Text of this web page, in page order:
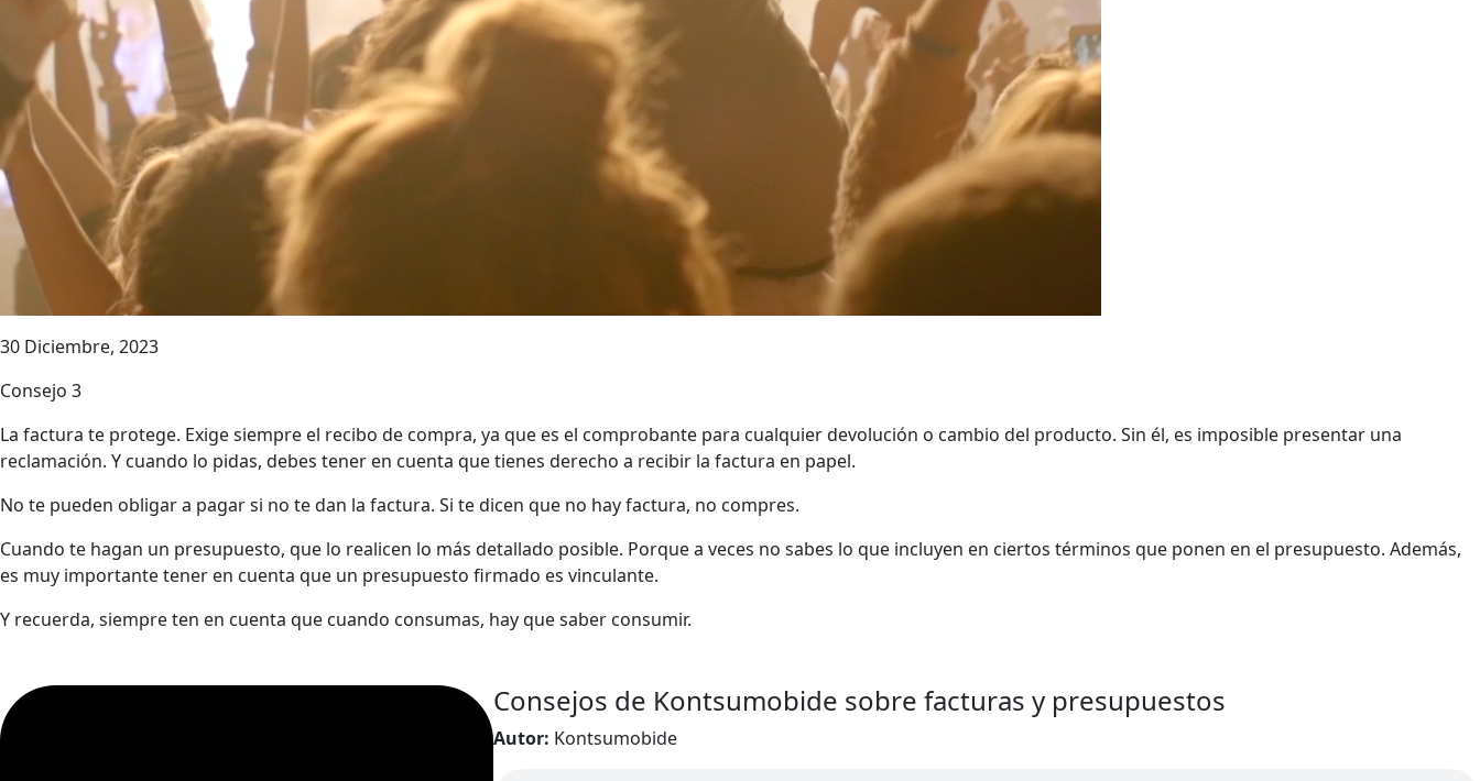
30 Diciembre, 2023
Consejo 3
La factura te protege. Exige siempre el recibo de compra, ya que es el comprobante para cualquier devolución o cambio del producto. Sin él, es imposible presentar una
reclamación. Y cuando lo pidas, debes tener en cuenta que tienes derecho a recibir la factura en papel.
No te pueden obligar a pagar si no te dan la factura. Si te dicen que no hay factura, no compres.
Cuando te hagan un presupuesto, que lo realicen lo más detallado posible. Porque a veces no sabes lo que incluyen en ciertos términos que ponen en el presupuesto. Además,
es muy importante tener en cuenta que un presupuesto firmado es vinculante.
Y recuerda, siempre ten en cuenta que cuando consumas, hay que saber consumir.
Consejos de Kontsumobide sobre facturas y presupuestos
Autor: Kontsumobide